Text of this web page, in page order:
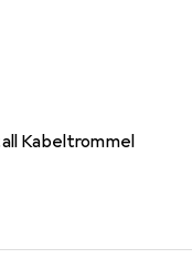
Kabeltrommel